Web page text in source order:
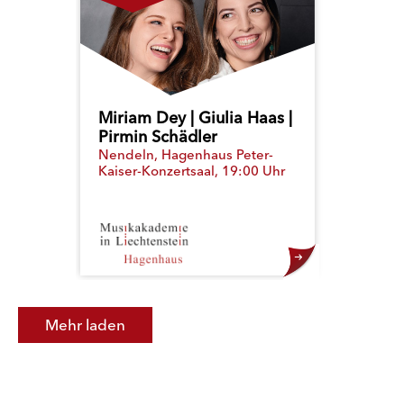
Miriam Dey | Giulia Haas |
Pirmin Schädler
Nendeln, Hagenhaus Peter-
Kaiser-Konzertsaal, 19:00 Uhr
Mehr laden